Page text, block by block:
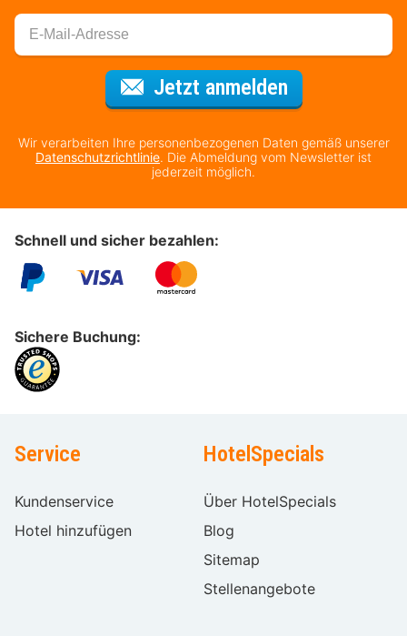
Jetzt anmeldenFür den
Wir verarbeiten Ihre personenbezogenen Daten gemäß unserer
Datenschutzrichtlinie. Die Abmeldung vom Newsletter ist
jederzeit möglich.
Schnell und sicher bezahlen:
Sichere Buchung:
Service
Kundenservice
Hotel hinzufügen
HotelSpecials
Über HotelSpecials
Blog
Sitemap
Stellenangebote